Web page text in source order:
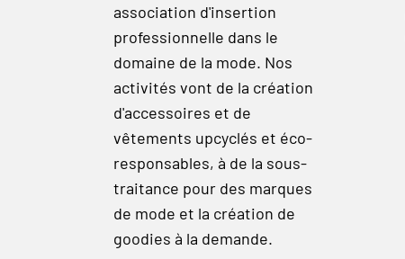
association d'insertion
professionnelle dans le
domaine de la mode. Nos
activités vont de la création
d'accessoires et de
vêtements upcyclés et éco-
responsables, à de la sous-
traitance pour des marques
de mode et la création de
goodies à la demande.